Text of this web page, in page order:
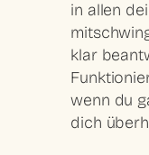
in allen
klar
wenn du
dich